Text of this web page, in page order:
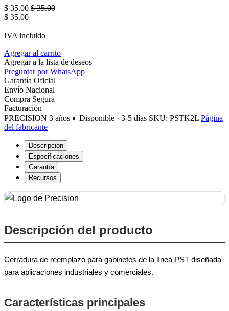
$ 35.00 $35.00
$ 35.00
IVA incluido
Agregar al carrito
Agregar a la lista de deseos
Preguntar por WhatsApp
Garantía Oficial
Envío Nacional
Compra Segura
Facturación
PRECISION 3 años ◐ Disponible · 3-5 días SKU: PSTK2L Página
del fabricante
Descripción
Especificaciones
Garantía
Recursos
Descripción del producto
Cerradura de reemplazo para gabinetes de la línea PST diseñada
para aplicaciones industriales y comerciales.
Características principales